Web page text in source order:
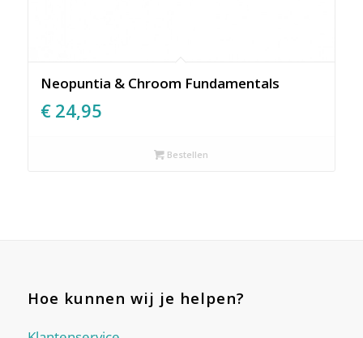
Neopuntia & Chroom Fundamentals
€ 24,95
Bestellen
Hoe kunnen wij je helpen?